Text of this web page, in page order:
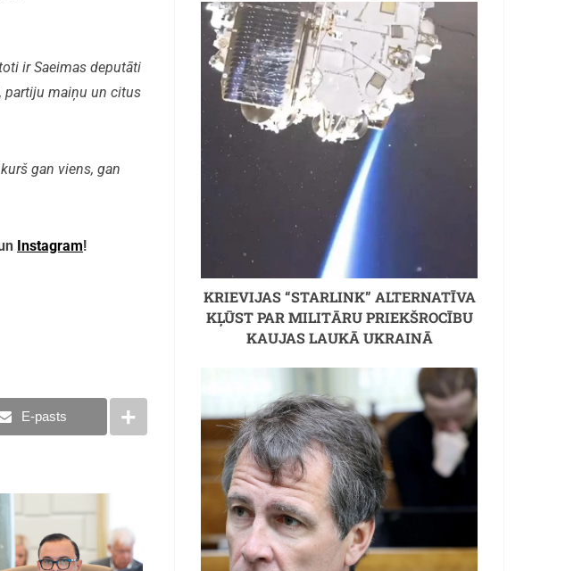
ir Saeimas deputāti
partiju maiņu un citus
gan viens, gan
Instagram!
E-pasts
KRIEVIJAS “STARLINK” ALTERNATĪVA
KĻŪST PAR MILITĀRU PRIEKŠROCĪBU
KAUJAS LAUKĀ UKRAINĀ